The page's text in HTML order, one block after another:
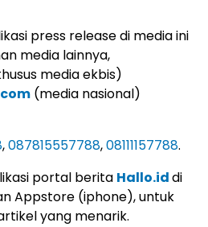
press release di media ini
media lainnya,
media ekbis)
(media nasional)
,087815557788,08111157788.
portal berita Hallo.iddi
Appstore (iphone), untuk
yang menarik.